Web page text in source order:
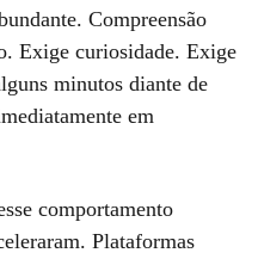
Compreensão
Exige curiosidade. Exige
minutos diante de
em
comportamento
Plataformas